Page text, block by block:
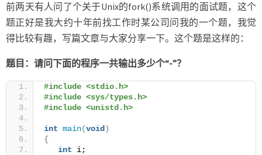
前两天有人问了个关于Unix的fork()系统调用的面试题，这个
题正好是我大约十年前找工作时某公司问我的一个题，我觉
得比较有趣，写篇文章与大家分享一下。这个题是这样的：
题目：请问下面的程序一共输出多少个“-”？
#include <stdio.h>
#include <sys/types.h>
#include <unistd.h>
int main(void )
{
int i;